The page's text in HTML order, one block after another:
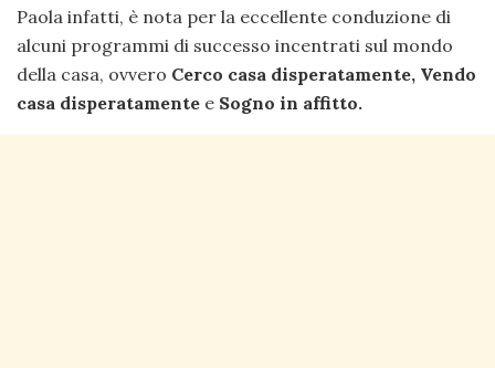
Paola infatti, è nota per la eccellente conduzione di
alcuni programmi di successo incentrati sul mondo
della casa, ovvero Cerco casa disperatamente, Vendo
casa disperatamente e Sogno in affitto.